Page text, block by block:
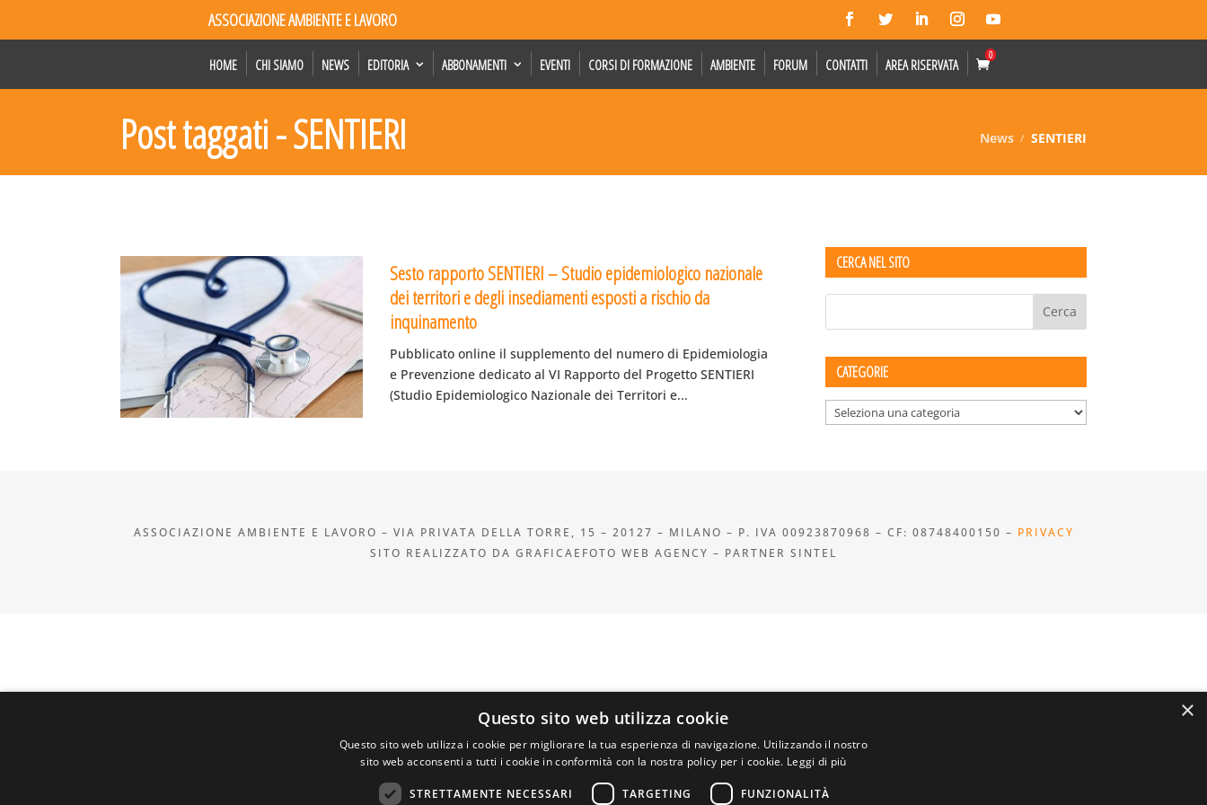
ASSOCIAZIONE AMBIENTE E LAVORO
HOME CHI SIAMO NEWS EDITORIA ABBONAMENTI EVENTI CORSI DI FORMAZIONE AMBIENTE FORUM CONTATTI AREA RISERVATA
0
Post taggati - SENTIERI News SENTIERI
Sesto rapporto SENTIERI – Studio epidemiologico nazionale
dei territori e degli insediamenti esposti a rischio da
inquinamento
Pubblicato online il supplemento del numero di Epidemiologia
e Prevenzione dedicato al VI Rapporto del Progetto SENTIERI
(Studio Epidemiologico Nazionale dei Territori e...
CERCA NEL SITO
CATEGORIE
Categorie
ASSOCIAZIONE AMBIENTE E LAVORO – VIA PRIVATA DELLA TORRE, 15 – 20127 – MILANO – P. IVA 00923870968 – CF: 08748400150 – PRIVACY
SITO REALIZZATO DA GRAFICAEFOTO WEB AGENCY – PARTNER SINTEL
×
Questo sito web utilizza cookie
Questo sito web utilizza i cookie per migliorare la tua esperienza di navigazione. Utilizzando il nostro
sito web acconsenti a tutti i cookie in conformità con la nostra policy per i cookie. Leggi di più
STRETTAMENTE NECESSARI TARGETING FUNZIONALITÀ